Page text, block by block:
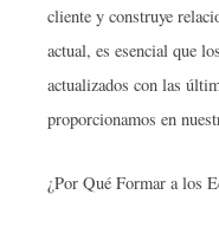
cliente y construye
actual, es esencial que
actualizados con las
proporcionamos en
¿Por Qué Formar a los